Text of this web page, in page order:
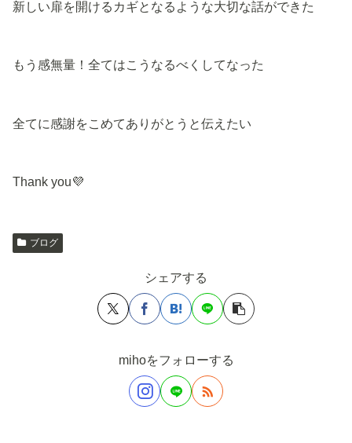
新しい扉を開けるカギとなるような大切な話ができた
もう感無量！全てはこうなるべくしてなった
全てに感謝をこめてありがとうと伝えたい
Thank you💜
ブログ
シェアする
mihoをフォローする